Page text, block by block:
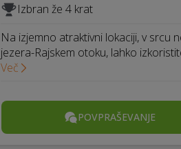
Izbran že 4 krat
Na izjemno atraktivni lokaciji, v srcu
jezera-Rajskem otoku, lahko
Več
POVPRAŠEVANJE